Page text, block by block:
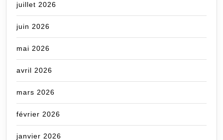
juillet 2026
juin 2026
mai 2026
avril 2026
mars 2026
février 2026
janvier 2026